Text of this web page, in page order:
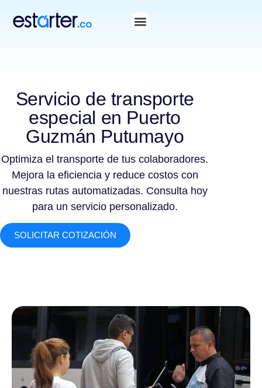
Servicio de transporte
especial en Puerto
Guzmán Putumayo
Optimiza el transporte de tus colaboradores.
Mejora la eficiencia y reduce costos con
nuestras rutas automatizadas. Consulta hoy
para un servicio personalizado.
SOLICITAR COTIZACIÓN